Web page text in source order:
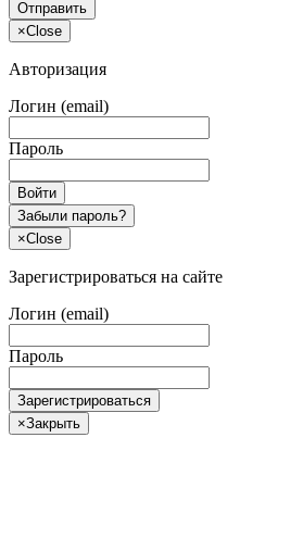
Отправить
×Close
Авторизация
Логин (email)
Пароль
Войти
Забыли пароль?
×Close
Зарегистрироваться на сайте
Логин (email)
Пароль
Зарегистрироваться
×Закрыть